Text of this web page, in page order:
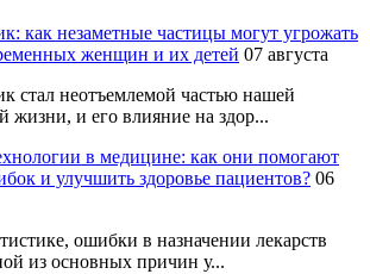
как незаметные частицы могут угрожать
женщин и их детей 07 августа
стал неотъемлемой частью нашей
жизни, и его влияние на здор...
в медицине: как они помогают
и улучшить здоровье пациентов? 06
ошибки в назначении лекарств
из основных причин у...